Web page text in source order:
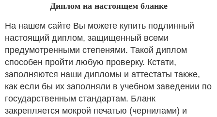
Диплом на настоящем бланке
На нашем сайте Вы можете купить подлинный
настоящий диплом, защищенный всеми
предумотренными степенями. Такой диплом
способен пройти любую проверку. Кстати,
заполняются наши дипломы и аттестаты также,
как если бы их заполняли в учебном заведении по
государственным стандартам. Бланк
закрепляется мокрой печатью (чернилами) и